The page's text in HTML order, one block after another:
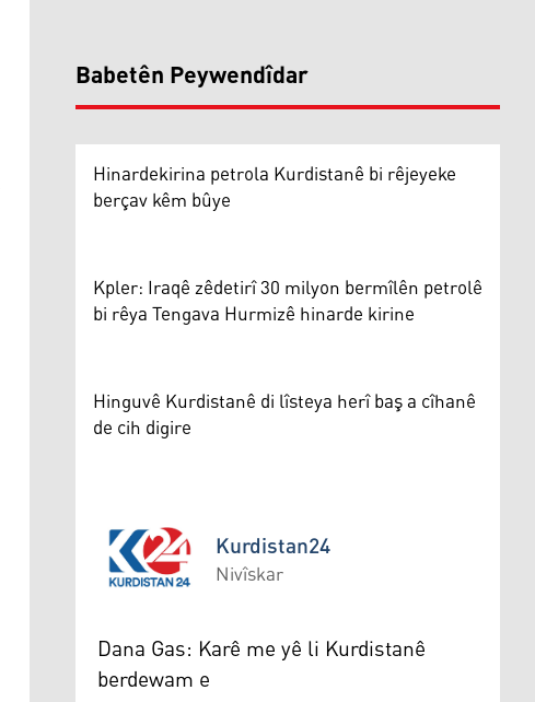
Babetên Peywendîdar
Hinardekirina petrola Kurdistanê bi rêjeyeke
berçav kêm bûye
Kpler: Iraqê zêdetirî 30 milyon bermîlên petrolê
bi rêya Tengava Hurmizê hinarde kirine
Hinguvê Kurdistanê di lîsteya herî baş a cîhanê
de cih digire
Kurdistan24
Nivîskar
Dana Gas: Karê me yê li Kurdistanê
berdewam e